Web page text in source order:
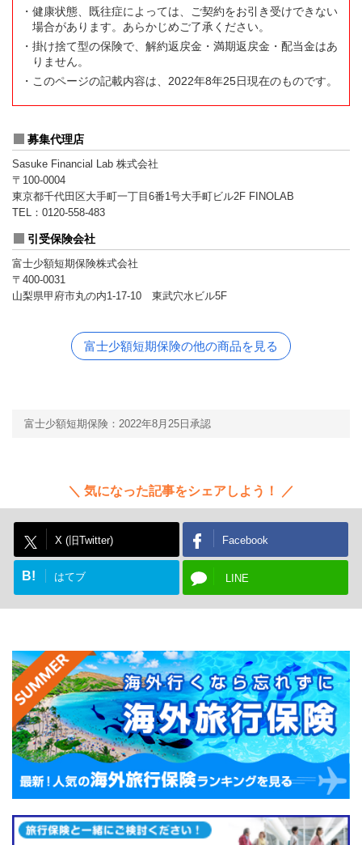
・健康状態、既往症によっては、ご契約をお引き受けできない
場合があります。あらかじめご了承ください。
・掛け捨て型の保険で、解約返戻金・満期返戻金・配当金はあ
りません。
・このページの記載内容は、2022年8年25日現在のものです。
募集代理店
Sasuke Financial Lab 株式会社
〒100-0004
東京都千代田区大手町一丁目6番1号大手町ビル2F FINOLAB
TEL：0120-558-483
引受保険会社
富士少額短期保険株式会社
〒400-0031
山梨県甲府市丸の内1-17-10 東武穴水ビル5F
富士少額短期保険の他の商品を見る
富士少額短期保険：2022年8月25日承認
気になった記事をシェアしよう！
X (旧Twitter) Facebook
B! はてブ LINE